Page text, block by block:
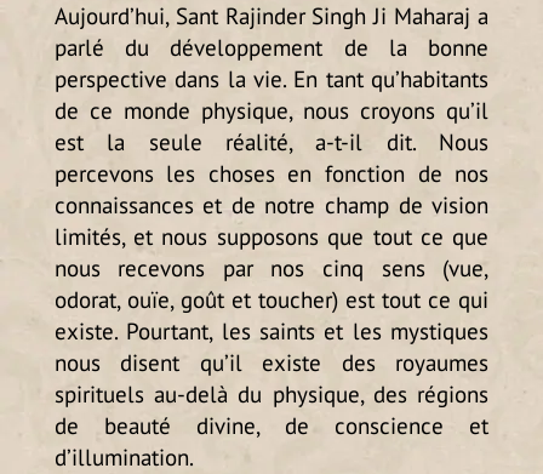
Aujourd’hui, Sant Rajinder Singh Ji Maharaj a
parlé du développement de la bonne
perspective dans la vie. En tant qu’habitants
de ce monde physique, nous croyons qu’il
est la seule réalité, a-t-il dit. Nous
percevons les choses en fonction de nos
connaissances et de notre champ de vision
limités, et nous supposons que tout ce que
nous recevons par nos cinq sens (vue,
odorat, ouïe, goût et toucher) est tout ce qui
existe. Pourtant, les saints et les mystiques
nous disent qu’il existe des royaumes
spirituels au-delà du physique, des régions
de beauté divine, de conscience et
d’illumination.